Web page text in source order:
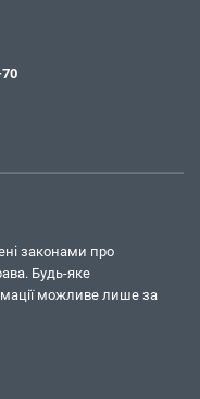
законами про
Будь-яке
можливе лише за